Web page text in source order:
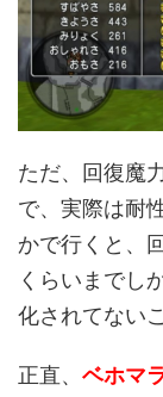
ただ、回復魔
で、実際は耐
かで行くと、
くらいまでし
化されてない
正直、 ベホマ